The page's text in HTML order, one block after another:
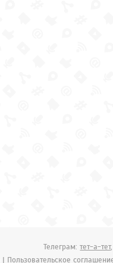
Телеграм:тет-а-тет
| Пользовательское